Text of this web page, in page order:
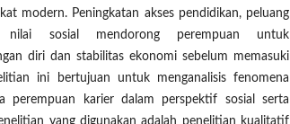
modern. Peningkatan akses pendidikan, peluang
nilai sosial mendorong perempuan untuk
diri dan stabilitas ekonomi sebelum memasuki
ini bertujuan untuk menganalisis fenomena
perempuan karier dalam perspektif sosial serta